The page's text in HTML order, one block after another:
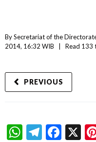
By Secretariat of the
2014, 16:32 WIB
Read 133
PREVIOUS
WhatsApp
X